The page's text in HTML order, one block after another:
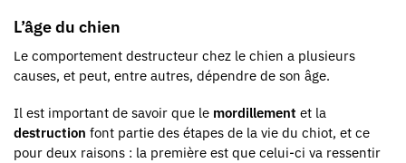
L’âge du chien
Le comportement destructeur chez le chien a plusieurs
causes, et peut, entre autres, dépendre de son âge.
Il est important de savoir que le mordillement et la
destruction font partie des étapes de la vie du chiot, et ce
pour deux raisons : la première est que celui-ci va ressentir